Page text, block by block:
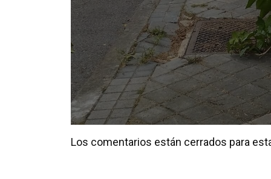
Los comentarios están cerrados para